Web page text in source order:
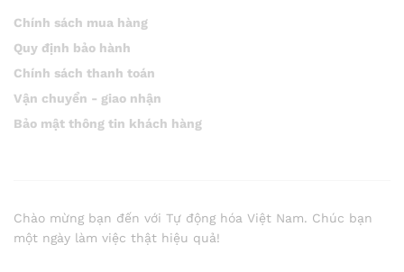
Chính sách mua hàng
Quy định bảo hành
Chính sách thanh toán
Vận chuyển - giao nhận
Bảo mật thông tin khách hàng
Chào mừng bạn đến với Tự động hóa Việt Nam. Chúc bạn
một ngày làm việc thật hiệu quả!